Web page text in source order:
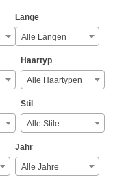
Länge
Alle Längen
Haartyp
Alle Haartypen
Stil
Alle Stile
Jahr
Alle Jahre